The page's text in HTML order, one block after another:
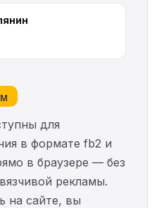
для
в формате fb2 и
в браузере — без
рекламы.
на сайте, вы